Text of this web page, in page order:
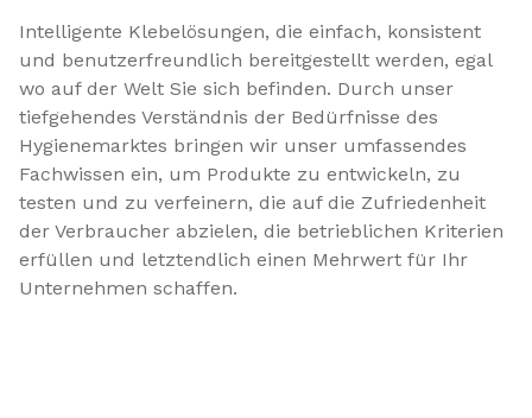
Intelligente Klebelösungen, die einfach, konsistent
und benutzerfreundlich bereitgestellt werden, egal
wo auf der Welt Sie sich befinden. Durch unser
tiefgehendes Verständnis der Bedürfnisse des
Hygienemarktes bringen wir unser umfassendes
Fachwissen ein, um Produkte zu entwickeln, zu
testen und zu verfeinern, die auf die Zufriedenheit
der Verbraucher abzielen, die betrieblichen Kriterien
erfüllen und letztendlich einen Mehrwert für Ihr
Unternehmen schaffen.